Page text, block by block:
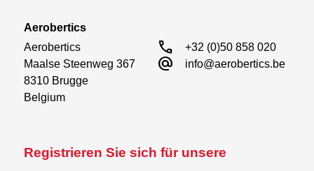
Registrieren Sie sich für unsere
Aerobertics
Aerobertics
Maalse Steenweg 367
8310 Brugge
Belgium
call +32 (0)50 858 020
alternate_email info@aerobertics.be